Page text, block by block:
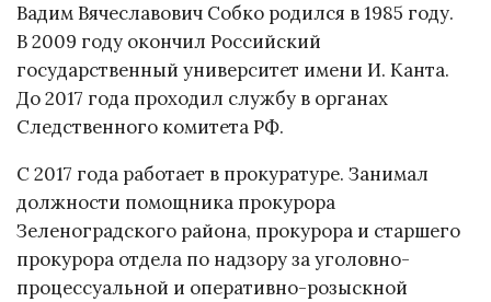
Вадим Вячеславович Собко родился в 1985 году.
В 2009 году окончил Российский
государственный университет имени И. Канта.
До 2017 года проходил службу в органах
Следственного комитета РФ.
С 2017 года работает в прокуратуре. Занимал
должности помощника прокурора
Зеленоградского района, прокурора и старшего
прокурора отдела по надзору за уголовно-
процессуальной и оперативно-розыскной